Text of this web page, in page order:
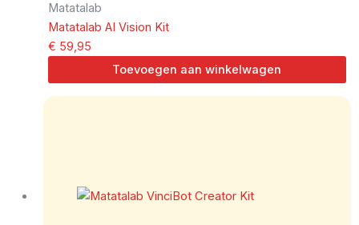
Matatalab
Matatalab AI Vision Kit
€ 59,95
Toevoegen aan winkelwagen